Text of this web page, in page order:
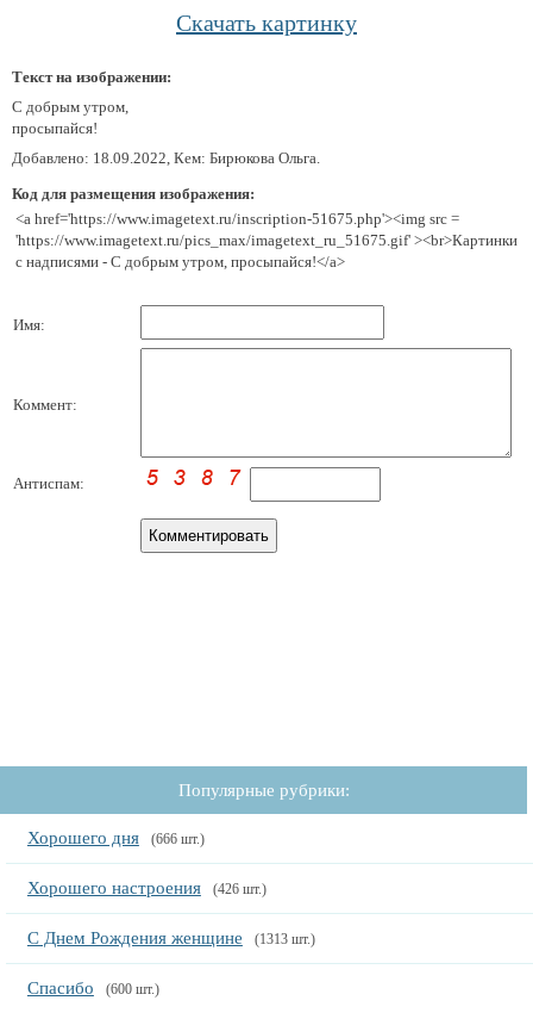
Скачать картинку
Текст на изображении:
С добрым утром,
просыпайся!
Добавлено: 18.09.2022, Кем: Бирюкова Ольга.
Код для размещения изображения:
<a href='https://www.imagetext.ru/inscription-51675.php'><img src =
'https://www.imagetext.ru/pics_max/imagetext_ru_51675.gif' ><br>Картинки
с надписями - С добрым утром, просыпайся!</a>
Имя:
Коммент:
Антиспам:
Популярные рубрики:
Хорошего дня (666 шт.)
Хорошего настроения (426 шт.)
С Днем Рождения женщине (1313 шт.)
Спасибо (600 шт.)